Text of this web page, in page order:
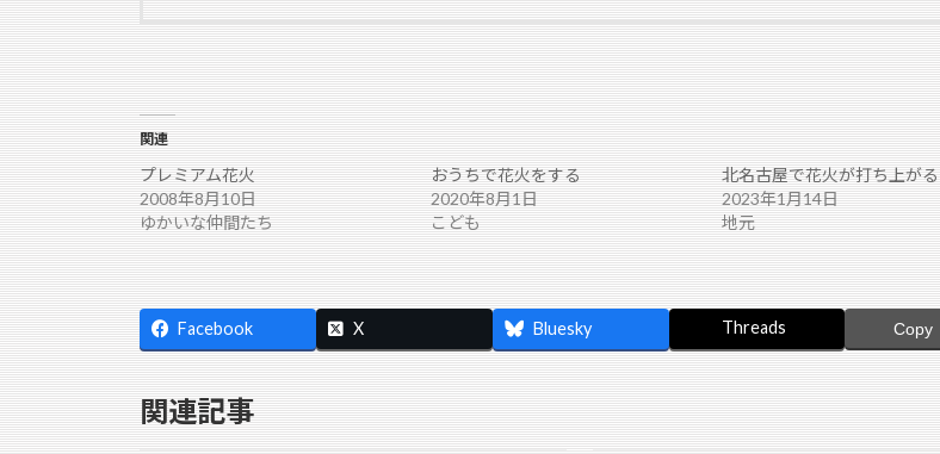
関連
プレミアム花火
2008年8月10日
ゆかいな仲間たち
おうちで花火をする
2020年8月1日
こども
北名古屋で花火が打ち上がる
2023年1月14日
地元
Facebook X Bluesky Threads Copy
関連記事